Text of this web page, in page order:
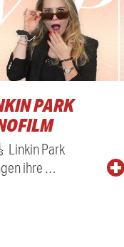
PARK
Linkin Park
ihre …